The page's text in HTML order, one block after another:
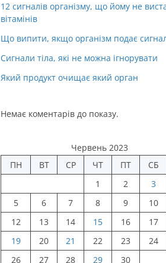
12 сигналів організму, що йому не
вітамінів
Що випити, якщо організм подає
Сигнали тіла, які не можна ігнорувати
Який продукт очищає який орган
Немає коментарів до показу.
Червень 2023
ПН
ВТ СР ЧТ ПТ СБ
1
2 3
5
6 7 8 9 10
12
13 14 15 16 17
19
20 21 22 23 24
26
27 28 29 30